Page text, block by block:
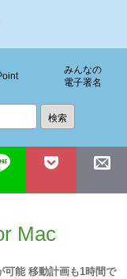
みんなの
電子署名
Mac
可能 移動計画も1時間で